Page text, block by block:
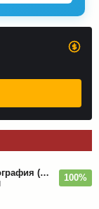
Five Finger Death Punch - Дискография (2008-2026) 100%